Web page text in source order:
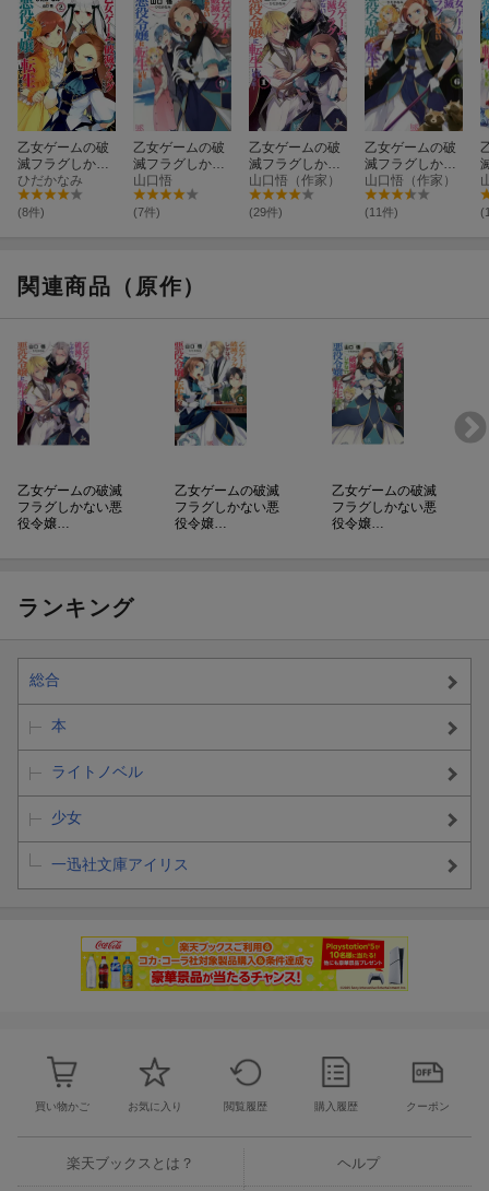
乙女ゲームの破
滅フラグしかな
い悪役令嬢に転
生してしまっ
た・・・（2）
ひだかなみ
(8件)
乙女ゲームの破
滅フラグしかな
い悪役令嬢に転
生してしまっ
た…9
山口悟
(7件)
乙女ゲームの破
滅フラグしかな
い悪役令嬢に転
生してしまっ
た…（1）
山口悟（作家）
(29件)
乙女ゲームの破
滅フラグしかな
い悪役令嬢に転
生してしまっ
た・・・（6）
山口悟（作家）
(11件)
関連商品（原作）
乙女ゲームの破滅
フラグしかない悪
役令嬢…
乙女ゲームの破滅
フラグしかない悪
役令嬢…
乙女ゲームの破滅
フラグしかない悪
役令嬢…
ランキング
総合
本
ライトノベル
少女
一迅社文庫アイリス
買い物かご お気に入り 閲覧履歴 購入履歴 クーポン
楽天ブックスとは？ ヘルプ